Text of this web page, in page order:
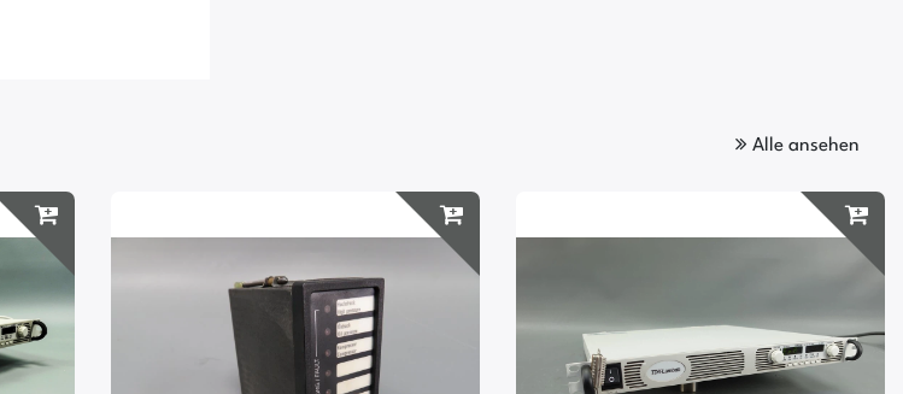
Alle ansehen